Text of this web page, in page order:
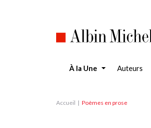
À la Une Auteurs
Accueil Poèmes en prose